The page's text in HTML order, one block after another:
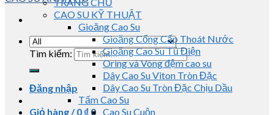
Tìm kiếm:
Đăng nhập
Giỏ hàng /0 ₫ 0
CAO SU KỸ THUẬT
Gioăng Cao Su
Gioăng Cống Cấp Thoát Nước
Gioăng Cao Su Tủ Điện
Oring và Vòng đệm cao su
Dây Cao Su Viton Tròn Đặc
Dây Cao Su Tròn Đặc Chịu Dầu
Tấm Cao Su
Cao Su Cuộn